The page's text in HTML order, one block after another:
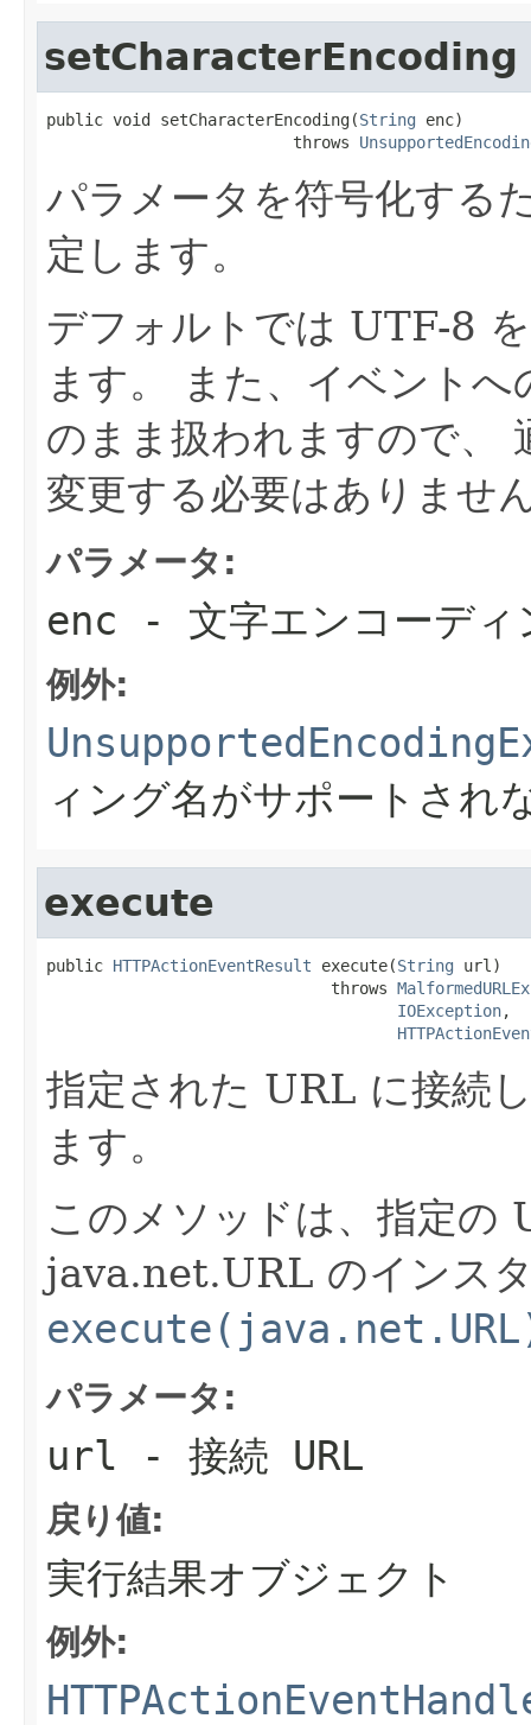
setCharacterEncoding
public void setCharacterEncoding(String enc)
                          throws
パラメータを符号化する
定します。
デフォルトでは UTF-8
ます。 また、イベント
のまま扱われますので、
変更する必要はありませ
パラメータ:
enc - 文字エンコーディ
例外:
ィング名がサポートされ
execute
public HTTPActionEventResult execute(String url)
                              throws
IOException,
指定された URL に接続
ます。
このメソッドは、指定の
java.net.URL のインス
パラメータ:
url - 接続 URL
戻り値:
実行結果オブジェクト
例外: